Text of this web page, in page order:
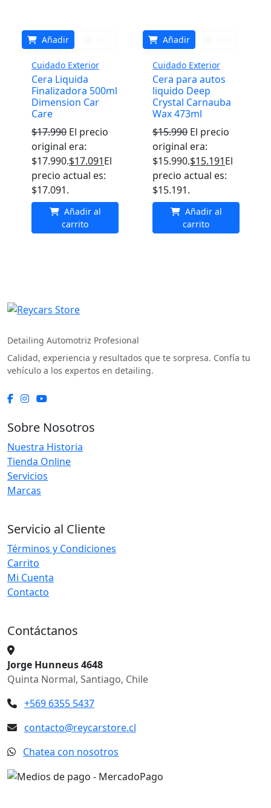
Añadir
Cuidado Exterior
Cera Liquida
Finalizadora 500ml
Dimension Car
Care
$17.990 El precio
original era:
$17.990.$17.091El
precio actual es:
$17.091.
Añadir al
carrito
Añadir
Cuidado Exterior
Cera para autos
liquido Deep
Crystal Carnauba
Wax 473ml
$15.990 El precio
original era:
$15.990.$15.191El
precio actual es:
$15.191.
Añadir al
carrito
Detailing Automotriz Profesional
Calidad, experiencia y resultados que te sorpresa. Confía tu
vehículo a los expertos en detailing.
Sobre Nosotros
Nuestra Historia
Tienda Online
Servicios
Marcas
Servicio al Cliente
Términos y Condiciones
Carrito
Mi Cuenta
Contacto
Contáctanos
Jorge Hunneus 4648
Quinta Normal, Santiago, Chile
+569 6355 5437
contacto@reycarstore.cl
Chatea con nosotros